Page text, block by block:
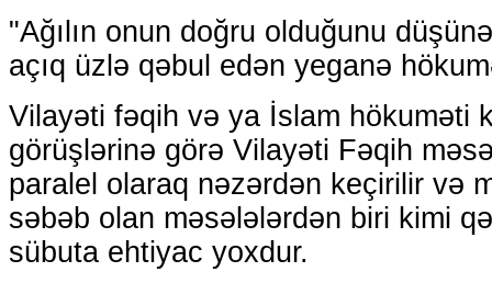
"Ağılın onun doğru olduğunu
açıq üzlə qəbul edən yeganə
Vilayəti fəqih və ya İslam hökuməti
görüşlərinə görə Vilayəti Fəqih
paralel olaraq nəzərdən keçirilir və
səbəb olan məsələlərdən biri kimi
sübuta ehtiyac yoxdur.